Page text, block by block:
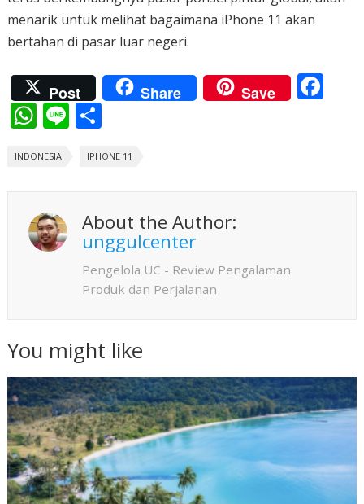
menarik untuk melihat bagaimana iPhone 11 akan
bertahan di pasar luar negeri.
Post Share Save F
W
at
A
p
Li S
ar
INDONESIA IPHONE 11
About the Author:
unggulcenter
Pengelola UC - Review Pengalaman
Produk dan Perjalanan
You might like